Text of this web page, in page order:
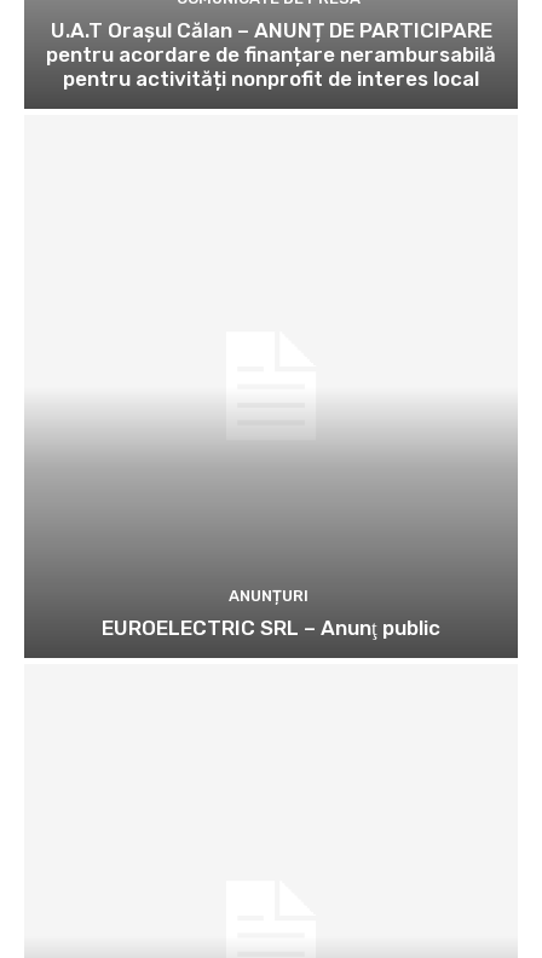
U.A.T Orașul Călan – ANUNȚ DE PARTICIPARE
pentru acordare de finanțare nerambursabilă
pentru activități nonprofit de interes local
ANUNȚURI
EUROELECTRIC SRL – Anunţ public